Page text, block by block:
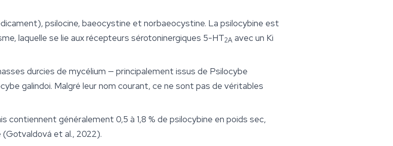
psilocine, baeocystine et norbaeocystine. La psilocybine est
laquelle se lie aux récepteurs sérotoninergiques 5-HT2A avec un Ki
durcies de mycélium — principalement issus de Psilocybe
galindoi. Malgré leur nom courant, ce ne sont pas de véritables
contiennent généralement 0,5 à 1,8 % de psilocybine en poids sec,
et al., 2022).